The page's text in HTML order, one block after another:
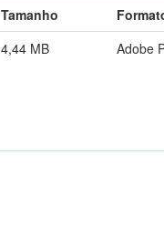
Tamanho
4,44 MB Adobe